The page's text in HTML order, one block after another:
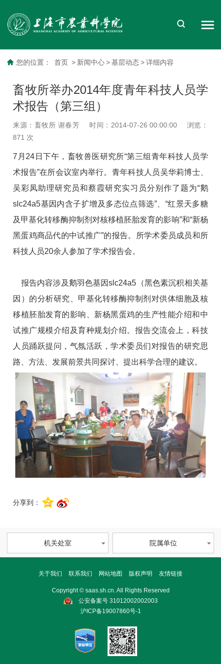
您的位置： 首页 > 新闻中心 > 基层动态 > 详细内容
畜牧所举办2014年度青年科技人员学
术报告（第三组）
来源：畜牧所 谢春芳 时间：2014-07-26 00:00:00
浏览：
871 次
7月24日下午，畜牧兽医研究所“第三组青年科技人员学
术报告”在所会议室内举行。青年科技人员吴华莉博士、
吴彩凤助理研究员和蔡霞研究实习员分别作了题为“鹅
slc24a5基因内含子扩增及多态位点筛选”、“红景天多糖
及甲基化转移酶抑制剂对核移植胚胎发育的影响”和“新杨
黑蛋鸡商品代的中试推广”的报告。所学术委员成员和所
科技人员20余人参加了学术报告会。
报告内容涉及鹅羽色基因slc24a5（黑色素沉积相关基
因）的分析研究、甲基化转移酶抑制剂对供体细胞及核
移植胚胎发育的影响、新杨黑蛋鸡的生产性能介绍和中
试推广规模介绍及育种规划介绍。报告交流会上，科技
人员踊跃提问，气氛活跃，学术委员们对报告的研究思
路、方法、发展前景共同探讨、提出科学合理的建议。
分享到：
机关处室 院属单位
关于我们 联系我们 网站地图 版权声明 友情链接
Copyright © saas.sh.cn. All Rights Reserved
公安备案号 31012002002003
沪ICP备19007860号-1